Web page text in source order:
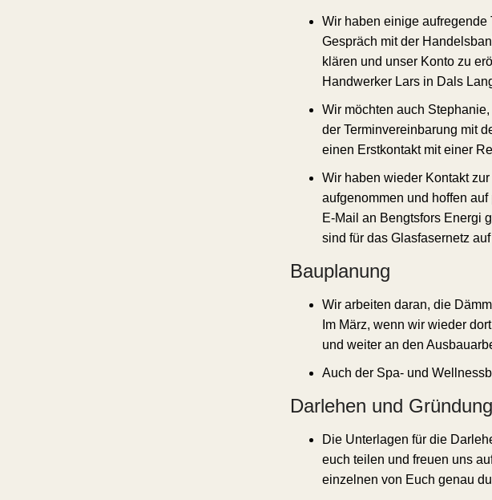
Wir haben einige aufregende
Gespräch mit der
klären und unser Konto zu
Handwerker Lars in Dals
Wir möchten auch
der Terminvereinbarung mit
einen Erstkontakt mit einer
Wir haben wieder Kontakt
aufgenommen und hoffen
E-Mail an Bengtsfors Energi
sind für das Glasfasernetz
Bauplanung
Wir arbeiten daran, die
Im März, wenn wir wieder
und weiter an den
Auch der Spa- und
Darlehen und
Die Unterlagen für die
euch teilen und freuen uns
einzelnen von Euch genau